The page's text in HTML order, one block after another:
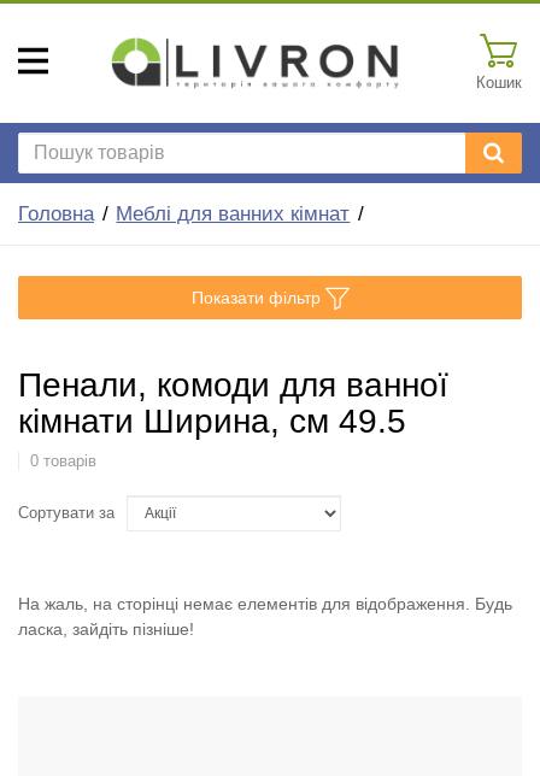
Кошик
Головна Меблі для ванних кімнат
Показати фільтр
Пенали, комоди для ванної
кімнати Ширина, см 49.5
0 товарів
Сортувати за
На жаль, на сторінці немає елементів для відображення. Будь
ласка, зайдіть пізніше!